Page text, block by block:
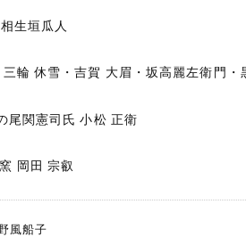
生垣瓜人
輪 休雪・吉賀 大眉・坂高麗左衛門・
尾関憲司氏 小松 正衛
岡田 宗叡
風船子